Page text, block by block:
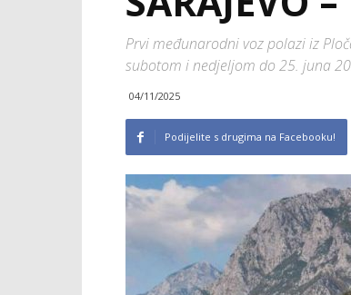
Prvi međunarodni voz polazi iz
subotom i nedjeljom do 25. juna
04/11/2025
Podijelite s drugima na Facebooku!